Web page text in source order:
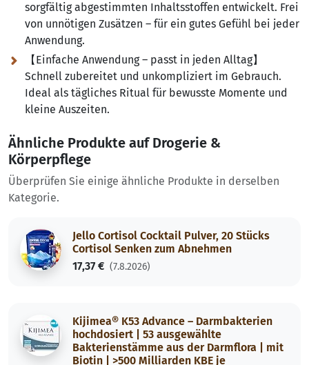
sorgfältig abgestimmten Inhaltsstoffen entwickelt. Frei
von unnötigen Zusätzen – für ein gutes Gefühl bei jeder
Anwendung.
【Einfache Anwendung – passt in jeden Alltag】
Schnell zubereitet und unkompliziert im Gebrauch.
Ideal als tägliches Ritual für bewusste Momente und
kleine Auszeiten.
Ähnliche Produkte auf Drogerie &
Körperpflege
Überprüfen Sie einige ähnliche Produkte in derselben
Kategorie.
Jello Cortisol Cocktail Pulver, 20 Stücks
Cortisol Senken zum Abnehmen
17,37 € (7.8.2026)
Kijimea® K53 Advance – Darmbakterien
hochdosiert | 53 ausgewählte
Bakterienstämme aus der Darmflora | mit
Biotin | >500 Milliarden KBE je